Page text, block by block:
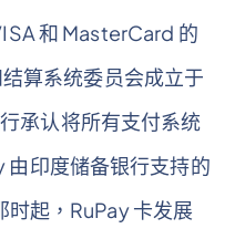
和 MasterCard 的
算系统委员会成立于
承认将所有支付系统
由印度储备银行支持的
起，RuPay 卡发展